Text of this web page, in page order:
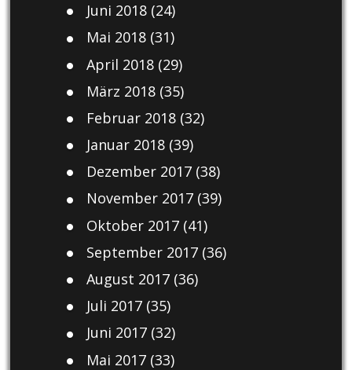
Juni 2018(24)
Mai 2018(31)
April 2018(29)
März 2018(35)
Februar 2018(32)
Januar 2018(39)
Dezember 2017(38)
November 2017(39)
Oktober 2017(41)
September 2017(36)
August 2017(36)
Juli 2017(35)
Juni 2017(32)
Mai 2017(33)